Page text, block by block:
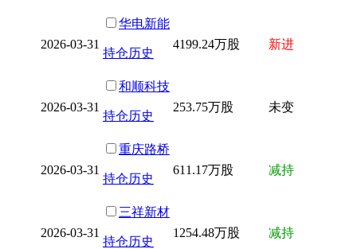
2026-03-31
华电新能
持仓历史
4199.24万股 新进
2026-03-31
和顺科技
持仓历史
253.75万股 未变
2026-03-31
重庆路桥
持仓历史
611.17万股 减持
2026-03-31
三祥新材
持仓历史
1254.48万股 减持